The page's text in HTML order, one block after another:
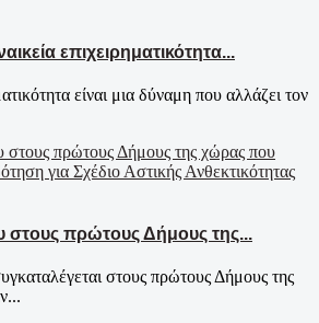
επιχειρηματικότητα...
είναι μια δύναμη που αλλάζει τον
στους πρώτους Δήμους της...
στους πρώτους Δήμους της